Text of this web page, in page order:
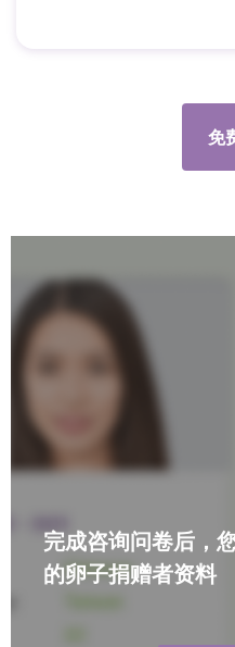
免
完成咨询问卷后，
的卵子捐赠者资料